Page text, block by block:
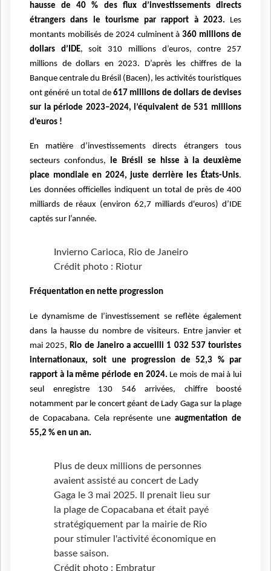
hausse de 40 % des flux d’investissements directs
étrangers dans le tourisme par rapport à 2023. Les
montants mobilisés de 2024 culminent à360 millions de
dollars d’IDE, soit 310 millions d’euros, contre 257
millions de dollars en 2023. D’après les chiffres de la
Banque centrale du Brésil (Bacen), les activités touristiques
ont généré un total de 617 millions de dollars de devises
sur la période 2023–2024, l’équivalent de 531 millions
d’euros !
En matière d’investissements directs étrangers tous
secteurs confondus,
le Brésil se hisse à la deuxième
place mondiale en 2024, juste derrière les États-Unis.
Les données officielles indiquent un total de près de 400
milliards de réaux (environ 62,7 milliards d'euros) d’IDE
captés sur l’année.
Invierno Carioca, Rio de Janeiro
Crédit photo : Riotur
Fréquentation en nette progression
Le dynamisme de l’investissement se reflète également
dans la hausse du nombre de visiteurs. Entre janvier et
mai 2025, Rio de Janeiro a accueilli 1 032 537 touristes
internationaux, soit une progression de 52,3 % par
rapport à la même période en 2024. Le mois de mai à lui
seul enregistre 130 546 arrivées, chiffre boosté
notamment par le concert géant de Lady Gaga sur la plage
de Copacabana. Cela représente uneaugmentation de
55,2 % en un an.
Plus de deux millions de personnes
avaient assisté au concert de Lady
Gaga le 3 mai 2025. Il prenait lieu sur
la plage de Copacabana et était payé
stratégiquement par la mairie de Rio
pour stimuler l'activité économique en
basse saison.
Crédit photo : Embratur